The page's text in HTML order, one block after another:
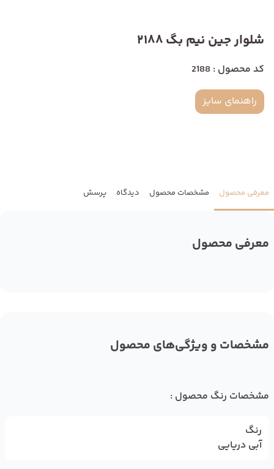
شلوار جین نیم بگ 2188
کد محصول : 2188
راهنمای سایز
معرفی محصول مشخصات محصول دیدگاه پرسش
معرفی محصول
مشخصات و ویژگی‌های محصول
مشخصات رنگ محصول :
رنگ
آبی دریایی